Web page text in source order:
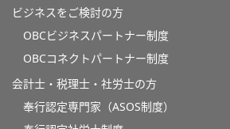
ビジネスをご検討の方
OBCビジネスパートナー制度
OBCコネクトパートナー制度
会計士・税理士・社労士の方
奉行認定専門家（ASOS制度）